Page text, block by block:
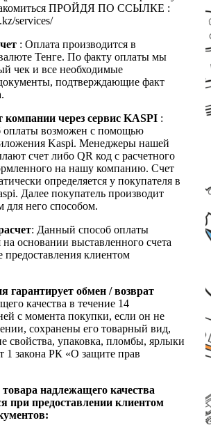
ПРОЙДЯ ПО ССЫЛКЕ :
services/
: Оплата производится в
Тенге. По факту оплаты мы
чек и все необходимые
подтверждающие факт
компании через сервис KASPI :
оплаты возможен с помощью
Kaspi. Менеджеры нашей
счет либо QR код с расчетного
на нашу компанию. Счет
определяется у покупателя в
Далее покупатель производит
для него способом.
: Данный способ оплаты
на основании выставленного счета
предоставления клиентом
гарантирует обмен / возврат
качества в течение 14
с момента покупки, если он не
сохранены его товарный вид,
свойства, упаковка, пломбы, ярлыки
1 закона РК «О защите прав
надлежащего качества
при предоставлении клиентом